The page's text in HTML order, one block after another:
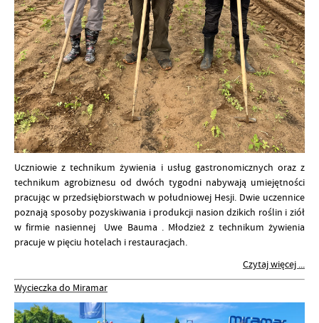
Uczniowie z technikum żywienia i usług gastronomicznych oraz z
technikum agrobiznesu od dwóch tygodni nabywają umiejętności
pracując w przedsiębiorstwach w południowej Hesji. Dwie uczennice
poznają sposoby pozyskiwania i produkcji nasion dzikich roślin i ziół
w firmie nasiennej Uwe Bauma . Młodzież z technikum żywienia
pracuje w pięciu hotelach i restauracjach.
Czytaj więcej ...
Wycieczka do Miramar